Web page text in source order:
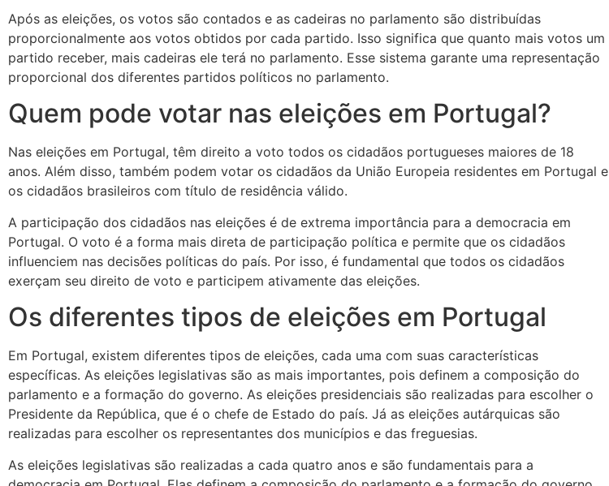
Após as eleições, os votos são contados e as cadeiras no parlamento são distribuídas
proporcionalmente aos votos obtidos por cada partido. Isso significa que quanto mais votos um
partido receber, mais cadeiras ele terá no parlamento. Esse sistema garante uma representação
proporcional dos diferentes partidos políticos no parlamento.
Quem pode votar nas eleições em Portugal?
Nas eleições em Portugal, têm direito a voto todos os cidadãos portugueses maiores de 18
anos. Além disso, também podem votar os cidadãos da União Europeia residentes em Portugal e
os cidadãos brasileiros com título de residência válido.
A participação dos cidadãos nas eleições é de extrema importância para a democracia em
Portugal. O voto é a forma mais direta de participação política e permite que os cidadãos
influenciem nas decisões políticas do país. Por isso, é fundamental que todos os cidadãos
exerçam seu direito de voto e participem ativamente das eleições.
Os diferentes tipos de eleições em Portugal
Em Portugal, existem diferentes tipos de eleições, cada uma com suas características
específicas. As eleições legislativas são as mais importantes, pois definem a composição do
parlamento e a formação do governo. As eleições presidenciais são realizadas para escolher o
Presidente da República, que é o chefe de Estado do país. Já as eleições autárquicas são
realizadas para escolher os representantes dos municípios e das freguesias.
As eleições legislativas são realizadas a cada quatro anos e são fundamentais para a